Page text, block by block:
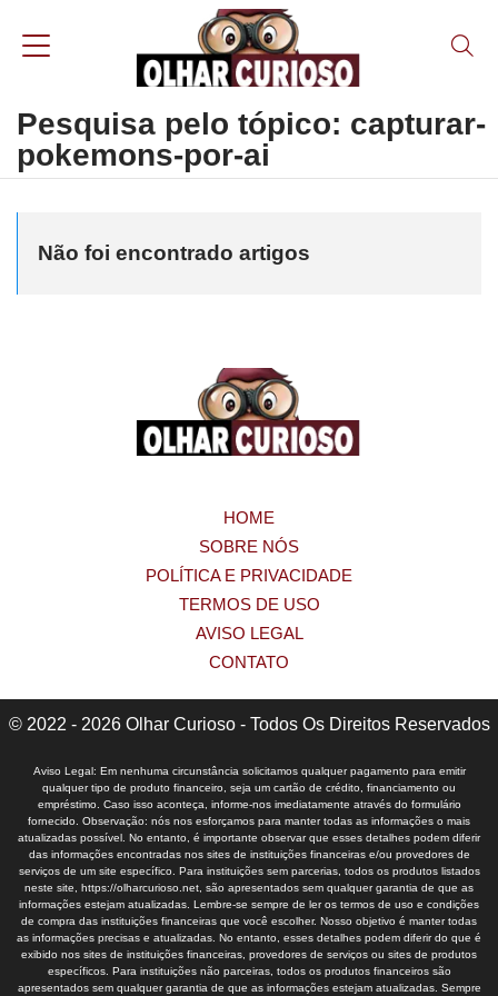
Pesquisa pelo tópico: capturar-
pokemons-por-ai
Não foi encontrado artigos
HOME
SOBRE NÓS
POLÍTICA E PRIVACIDADE
TERMOS DE USO
AVISO LEGAL
CONTATO
© 2022 - 2026 Olhar Curioso - Todos Os Direitos Reservados
Aviso Legal: Em nenhuma circunstância solicitamos qualquer pagamento para emitir
qualquer tipo de produto financeiro, seja um cartão de crédito, financiamento ou
empréstimo. Caso isso aconteça, informe-nos imediatamente através do formulário
fornecido. Observação: nós nos esforçamos para manter todas as informações o mais
atualizadas possível. No entanto, é importante observar que esses detalhes podem diferir
das informações encontradas nos sites de instituições financeiras e/ou provedores de
serviços de um site específico. Para instituições sem parcerias, todos os produtos listados
neste site, https://olharcurioso.net, são apresentados sem qualquer garantia de que as
informações estejam atualizadas. Lembre-se sempre de ler os termos de uso e condições
de compra das instituições financeiras que você escolher. Nosso objetivo é manter todas
as informações precisas e atualizadas. No entanto, esses detalhes podem diferir do que é
exibido nos sites de instituições financeiras, provedores de serviços ou sites de produtos
específicos. Para instituições não parceiras, todos os produtos financeiros são
apresentados sem qualquer garantia de que as informações estejam atualizadas. Sempre